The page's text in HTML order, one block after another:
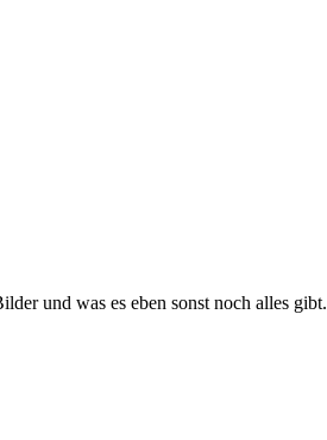
und was es eben sonst noch alles gibt.